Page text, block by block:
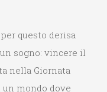
questo derisa
sogno: vincere il
nella Giornata
un mondo dove